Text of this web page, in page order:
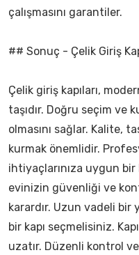
çalışmasını garantiler.
## Sonuç - Çelik Giriş
Çelik giriş kapıları,
taşıdır. Doğru seçim ve
olmasını sağlar. Kalite,
kurmak önemlidir.
ihtiyaçlarınıza uygun bir
evinizin güvenliği ve
karardır. Uzun vadeli bir
bir kapı seçmelisiniz.
uzatır. Düzenli kontrol